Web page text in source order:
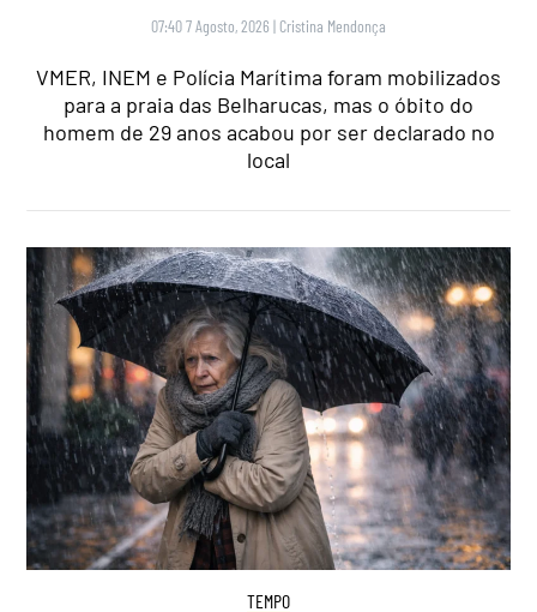
07:40 7 Agosto, 2026 | Cristina Mendonça
VMER, INEM e Polícia Marítima foram mobilizados
para a praia das Belharucas, mas o óbito do
homem de 29 anos acabou por ser declarado no
local
TEMPO